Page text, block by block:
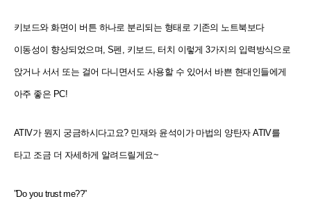
키보드와 화면이 버튼 하나로 분리되는 형태로 기존의 노트북보다
이동성이 향상되었으며, S펜, 키보드, 터치 이렇게 3가지의 입력방식으로
앉거나 서서 또는 걸어 다니면서도 사용할 수 있어서 바쁜 현대인들에게
아주 좋은 PC!
ATIV가 뭔지 궁금하시다고요? 민재와 윤석이가 마법의 양탄자 ATIV를
타고 조금 더 자세하게 알려드릴게요~
”Do you trust me??”